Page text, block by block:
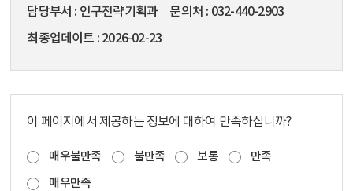
담당부서 인구전략기획과 문의처
032-440-2903
최종업데이트
2026-02-23
이 페이지에서 제공하는 정보에 대하여 만족하십니까?
매우불만족 불만족 보통
만족
매우만족